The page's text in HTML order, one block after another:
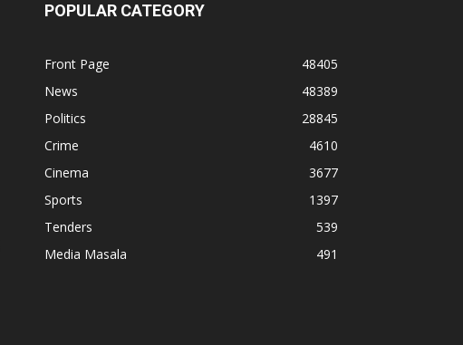
POPULAR CATEGORY
Front Page
48405
News
48389
Politics
28845
Crime
4610
Cinema
3677
Sports
1397
Tenders
539
Media Masala
491